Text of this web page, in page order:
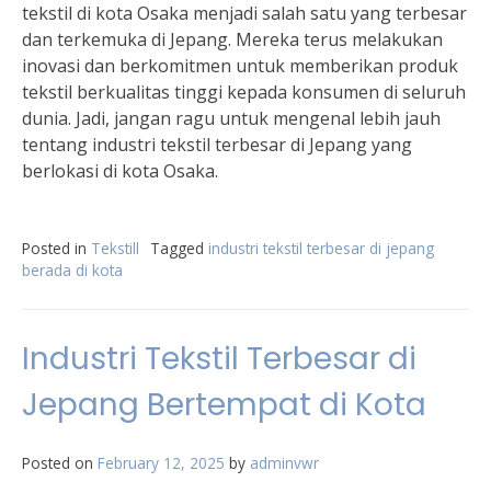
tekstil di kota Osaka menjadi salah satu yang terbesar
dan terkemuka di Jepang. Mereka terus melakukan
inovasi dan berkomitmen untuk memberikan produk
tekstil berkualitas tinggi kepada konsumen di seluruh
dunia. Jadi, jangan ragu untuk mengenal lebih jauh
tentang industri tekstil terbesar di Jepang yang
berlokasi di kota Osaka.
Posted in Tekstill Tagged industri tekstil terbesar di jepang
berada di kota
Industri Tekstil Terbesar di
Jepang Bertempat di Kota
Posted on February 12, 2025 by adminvwr